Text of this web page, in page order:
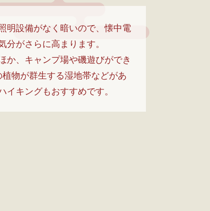
明設備がなく暗いので、懐中電
分がさらに高まります。
か、キャンプ場や磯遊びができ
植物が群生する湿地帯などがあ
イキングもおすすめです。